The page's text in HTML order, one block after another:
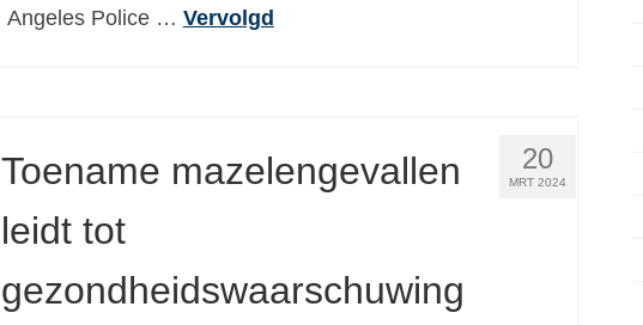
Angeles Police … Vervolgd
20
MRT 2024
Toename mazelengevallen
leidt tot
gezondheidswaarschuwing